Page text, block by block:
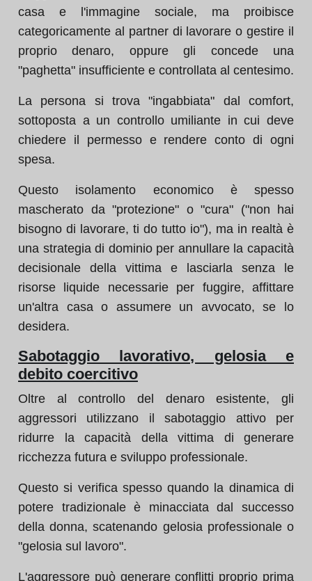
casa e l'immagine sociale, ma proibisce
categoricamente al partner di lavorare o gestire il
proprio denaro, oppure gli concede una
"paghetta" insufficiente e controllata al centesimo.
La persona si trova "ingabbiata" dal comfort,
sottoposta a un controllo umiliante in cui deve
chiedere il permesso e rendere conto di ogni
spesa.
Questo isolamento economico è spesso
mascherato da "protezione" o "cura" ("non hai
bisogno di lavorare, ti do tutto io"), ma in realtà è
una strategia di dominio per annullare la capacità
decisionale della vittima e lasciarla senza le
risorse liquide necessarie per fuggire, affittare
un'altra casa o assumere un avvocato, se lo
desidera.
Sabotaggio lavorativo, gelosia e
debito coercitivo
Oltre al controllo del denaro esistente, gli
aggressori utilizzano il sabotaggio attivo per
ridurre la capacità della vittima di generare
ricchezza futura e sviluppo professionale.
Questo si verifica spesso quando la dinamica di
potere tradizionale è minacciata dal successo
della donna, scatenando gelosia professionale o
"gelosia sul lavoro".
L'aggressore può generare conflitti proprio prima